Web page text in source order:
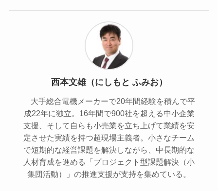
西本文雄（にしもと ふみお）
大手総合電機メーカーで20年間経験を積んで平
成22年に独立。16年間で900社を超える中小企業
支援、そして自らも小売業を立ち上げて業績を安
定させた実績を持つ超現場主義者。小さなチーム
で短期的な経営課題を解決しながら、中長期的な
人材育成を進める「プロジェクト型課題解決（小
集団活動）」の推進支援が支持を集めている。